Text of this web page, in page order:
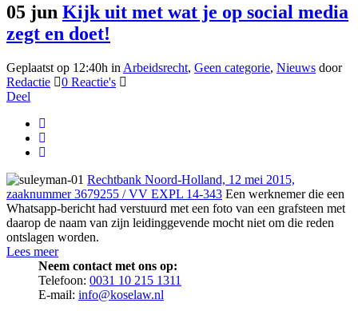
05 jun Kijk uit met wat je op social media
zegt en doet!
Geplaatst op 12:40h in Arbeidsrecht, Geen categorie, Nieuws door
Redactie
0 Reactie's
Deel
Rechtbank Noord-Holland, 12 mei 2015,
zaaknummer 3679255 / VV EXPL 14-343 Een werknemer die een
Whatsapp-bericht had verstuurd met een foto van een grafsteen met
daarop de naam van zijn leidinggevende mocht niet om die reden
ontslagen worden.
Lees meer
Neem contact met ons op:
Telefoon: 0031 10 215 1311
E-mail: info@koselaw.nl